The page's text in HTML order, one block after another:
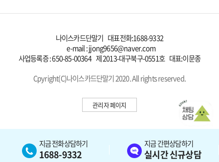
나이스카드단말기 대표전화:1688-9332
e-mail : jjong9656@naver.com
사업등록증 : 650-85-00364 제 2013-대구북구-0551호 대표:이문종
Cpyright(C)나이스카드단말기 2020. All rights reserved.
관리자 페이지
지금 전화상담하기
1688-9332
지금 간편상담하기
실시간 신규상담